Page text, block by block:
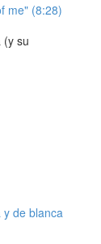
me" (8:28)
(y su
de blanca